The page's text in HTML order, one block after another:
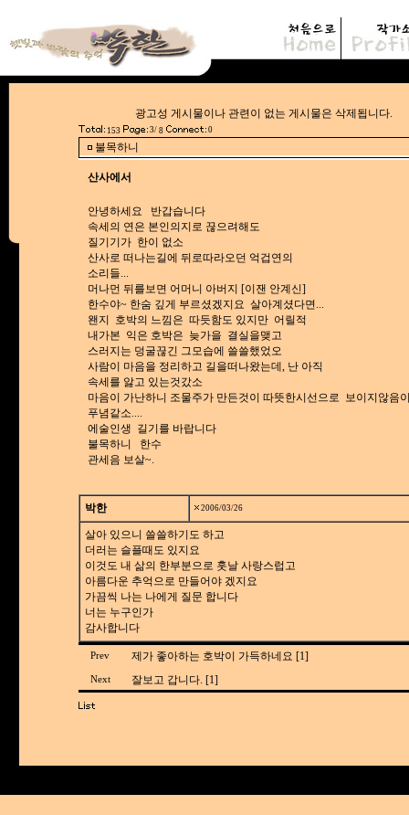
광고성 게시물이나 관련이 없는 게시물
153 3/ 8 0
불목하니
산사에서
안녕하세요 반갑습니다
속세의 연은 본인의지로 끊으려해도
질기기가 한이 없소
산사로 떠나는길에 뒤로따라오던 억겁연의
소리들...
머나먼 뒤를보면 어머니 아버지 [이잰 안계신]
한수야~ 한숨 깊게 부르셨겠지요 살아계셨다면...
왠지 호박의 느낌은 따듯함도 있지만 어릴적
내가본 익은 호박은 늦가을 결실을맺고
스러지는 덩굴끊긴 그모습에 쓸쓸했었오
사람이 마음을 정리하고 길을떠나왔는데, 난 아직
속세를 앓고 있는것갔소
마음이 가난하니 조물주가 만든것이 따뜻한시선으로 보이지않음
푸념같소....
에술인생 길기를 바랍니다
불목하니 한수
관세음 보살~.
박한 2006/03/26
살아 있으니 쓸쓸하기도 하고
더러는 슬플때도 있지요
이것도 내 삶의 한부분으로 훗날 사랑스럽고
아름다운 추억으로 만들어야 겠지요
가끔씩 나는 나에게 질문 합니다
너는 누구인가
감사합니다
Prev 제가 좋아하는 호박이 가득하네요 [1]
Next 잘보고 갑니다. [1]